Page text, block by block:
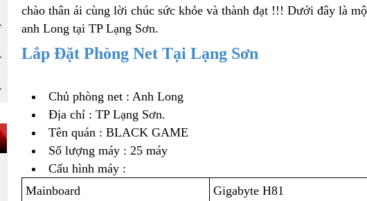
chào thân ái cùng lời chúc sức khỏe và thành đạt !!! Dưới đây là
anh Long tại TP Lạng Sơn.
Lắp Đặt Phòng Net Tại Lạng Sơn
Chủ phòng net : Anh Long
Địa chỉ : TP Lạng Sơn.
Tên quán : BLACK GAME
Số lượng máy : 25 máy
Cấu hình máy :
Mainboard
Gigabyte H81